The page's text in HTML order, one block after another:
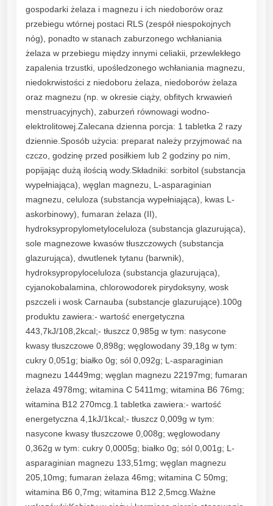
gospodarki żelaza i magnezu i ich niedoborów oraz
przebiegu wtórnej postaci RLS (zespół niespokojnych
nóg), ponadto w stanach zaburzonego wchłaniania
żelaza w przebiegu między innymi celiakii, przewlekłego
zapalenia trzustki, upośledzonego wchłaniania magnezu,
niedokrwistości z niedoboru żelaza, niedoborów żelaza
oraz magnezu (np. w okresie ciąży, obfitych krwawień
menstruacyjnych), zaburzeń równowagi wodno-
elektrolitowej.Zalecana dzienna porcja: 1 tabletka 2 razy
dziennie.Sposób użycia: preparat należy przyjmować na
czczo, godzinę przed posiłkiem lub 2 godziny po nim,
popijając dużą ilością wody.Składniki: sorbitol (substancja
wypełniająca), węglan magnezu, L-asparaginian
magnezu, celuloza (substancja wypełniająca), kwas L-
askorbinowy), fumaran żelaza (II),
hydroksypropylometyloceluloza (substancja glazurująca),
sole magnezowe kwasów tłuszczowych (substancja
glazurująca), dwutlenek tytanu (barwnik),
hydroksypropyloceluloza (substancja glazurująca),
cyjanokobalamina, chlorowodorek pirydoksyny, wosk
pszczeli i wosk Carnauba (substancje glazurujące).100g
produktu zawiera:- wartość energetyczna
443,7kJ/108,2kcal;- tłuszcz 0,985g w tym: nasycone
kwasy tłuszczowe 0,898g; węglowodany 39,18g w tym:
cukry 0,051g; białko 0g; sól 0,092g; L-asparaginian
magnezu 14449mg; węglan magnezu 22197mg; fumaran
żelaza 4978mg; witamina C 5411mg; witamina B6 76mg;
witamina B12 270mcg.1 tabletka zawiera:- wartość
energetyczna 4,1kJ/1kcal;- tłuszcz 0,009g w tym:
nasycone kwasy tłuszczowe 0,008g; węglowodany
0,362g w tym: cukry 0,0005g; białko 0g; sól 0,001g; L-
asparaginian magnezu 133,51mg; węglan magnezu
205,10mg; fumaran żelaza 46mg; witamina C 50mg;
witamina B6 0,7mg; witamina B12 2,5mcg.Ważne